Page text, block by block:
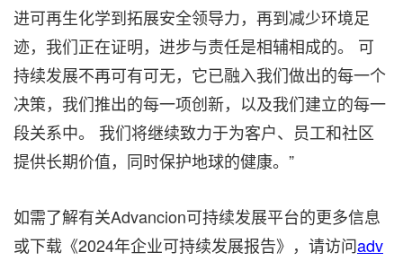
进可再生化学到拓展安全领导力，再到减少环境足
迹，我们正在证明，进步与责任是相辅相成的。 可
持续发展不再可有可无，它已融入我们做出的每一个
决策，我们推出的每一项创新，以及我们建立的每一
段关系中。 我们将继续致力于为客户、员工和社区
提供长期价值，同时保护地球的健康。”
如需了解有关Advancion可持续发展平台的更多信息
或下载《2024年企业可持续发展报告》，请访问adv